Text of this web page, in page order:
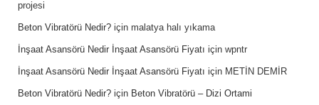
projesi
Beton Vibratörü Nedir? için malatya halı yıkama
İnşaat Asansörü Nedir İnşaat Asansörü Fiyatı için wpntr
İnşaat Asansörü Nedir İnşaat Asansörü Fiyatı için METİN DEMİR
Beton Vibratörü Nedir? için Beton Vibratörü – Dizi Ortami